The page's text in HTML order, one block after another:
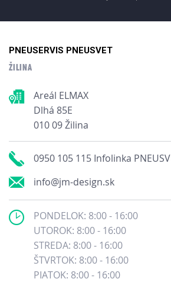
PNEUSERVIS PNEUSVET
ŽILINA
Areál ELMAX
Dlhá 85E
010 09 Žilina
0950 105 115 Infolinka
info@jm-design.sk
PONDELOK: 8:00 - 16:00
UTOROK: 8:00 - 16:00
STREDA: 8:00 - 16:00
ŠTVRTOK: 8:00 - 16:00
PIATOK: 8:00 - 16:00